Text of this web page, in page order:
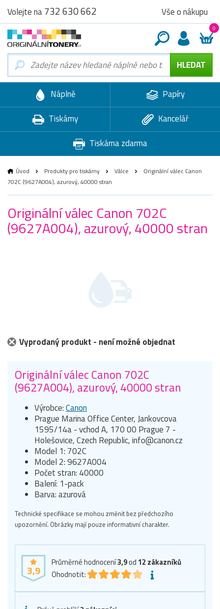
Volejte na732 630 662 Vše o nákupu
0
Náplně
Papíry
Tiskárny
Kancelář
Tiskárna zdarma
Úvod Produkty pro tiskárny Válce
Originální válec Canon
702C (9627A004), azurový, 40000 stran
Originální válec Canon 702C
(9627A004), azurový, 40000 stran
Vyprodaný produkt - není možné objednat
Originální válec Canon 702C
(9627A004), azurový, 40000 stran
Výrobce:Canon
Prague Marina Office Center, Jankovcova
1595/14a - vchod A, 170 00 Prague 7 -
Holešovice, Czech Republic, info@canon.cz
Model 1: 702C
Model 2: 9627A004
Počet stran: 40000
Balení: 1-pack
Barva: azurová
Technické specifikace se mohou změnit bez předchozího
upozornění. Obrázky mají pouze informativní charakter.
3,9
Průměrné hodnocení3,9od 12 zákazníků
Ohodnotit: